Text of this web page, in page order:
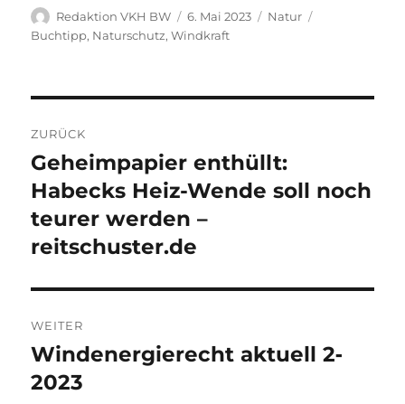
Autor
Redaktion VKH BW
Veröffentlicht
am
6. Mai 2023 Kategorien
Natur
Buchtipp, Naturschutz,Windkraft
ZURÜCK
Vorheriger
Beitrag:
Geheimpapier enthüllt:
Habecks Heiz-Wende soll noch
teurer werden –
reitschuster.de
WEITER
Nächster
Beitrag:
Windenergierecht aktuell 2‐
2023